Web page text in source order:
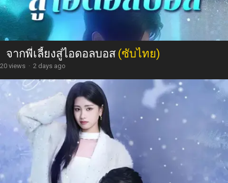
จากพี่เลี้ยงสู่ไอดอลบอส (ซับไทย)
20 views · 2 days ago